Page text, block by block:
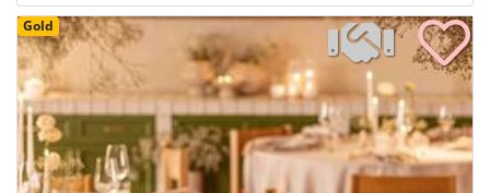
Gold